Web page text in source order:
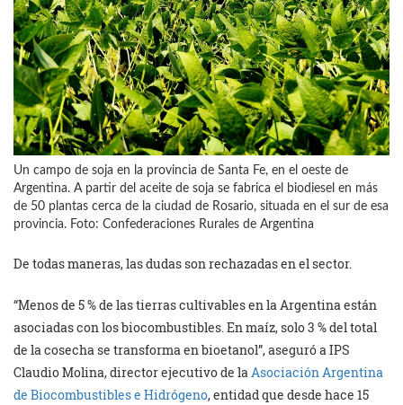
Un campo de soja en la provincia de Santa Fe, en el oeste de
Argentina. A partir del aceite de soja se fabrica el biodiesel en más
de 50 plantas cerca de la ciudad de Rosario, situada en el sur de esa
provincia. Foto: Confederaciones Rurales de Argentina
De todas maneras, las dudas son rechazadas en el sector.
“Menos de 5 % de las tierras cultivables en la Argentina están
asociadas con los biocombustibles. En maíz, solo 3 % del total
de la cosecha se transforma en bioetanol”, aseguró a IPS
Claudio Molina, director ejecutivo de laAsociación Argentina
de Biocombustibles e Hidrógeno, entidad que desde hace 15